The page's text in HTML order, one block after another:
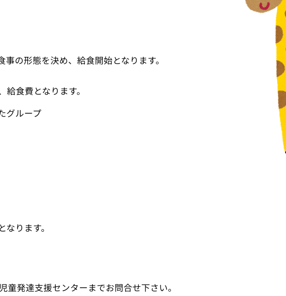
の形態を決め、給食開始となります。
食費となります。
グループ
ります。
童発達支援センターまでお問合せ下さい。